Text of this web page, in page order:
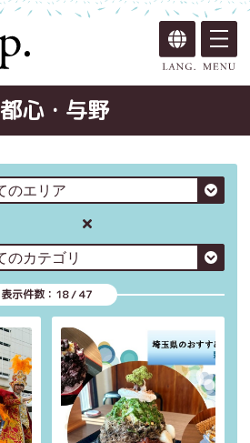
心・与野
表示件数： 18/47